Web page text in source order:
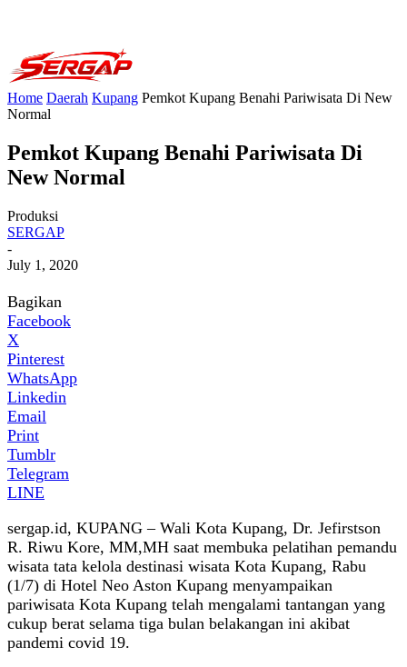
Home Daerah Kupang Pemkot Kupang Benahi Pariwisata Di New
Normal
Pemkot Kupang Benahi Pariwisata Di
New Normal
Produksi
SERGAP
-
July 1, 2020
Bagikan
Facebook
X
Pinterest
WhatsApp
Linkedin
Email
Print
Tumblr
Telegram
LINE
sergap.id, KUPANG – Wali Kota Kupang, Dr. Jefirstson
R. Riwu Kore, MM,MH saat membuka pelatihan pemandu
wisata tata kelola destinasi wisata Kota Kupang, Rabu
(1/7) di Hotel Neo Aston Kupang menyampaikan
pariwisata Kota Kupang telah mengalami tantangan yang
cukup berat selama tiga bulan belakangan ini akibat
pandemi covid 19.